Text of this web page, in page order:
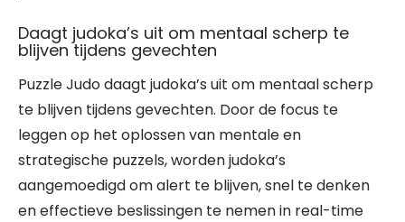
Daagt judoka’s uit om mentaal scherp te
blijven tijdens gevechten
Puzzle Judo daagt judoka’s uit om mentaal scherp
te blijven tijdens gevechten. Door de focus te
leggen op het oplossen van mentale en
strategische puzzels, worden judoka’s
aangemoedigd om alert te blijven, snel te denken
en effectieve beslissingen te nemen in real-time